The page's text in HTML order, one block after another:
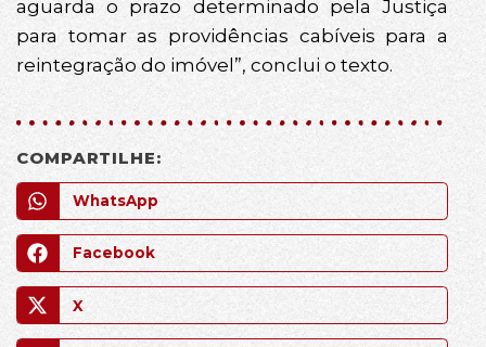
aguarda o prazo determinado pela Justiça
para tomar as providências cabíveis para a
reintegração do imóvel”, conclui o texto.
COMPARTILHE:
WhatsApp
Facebook
X